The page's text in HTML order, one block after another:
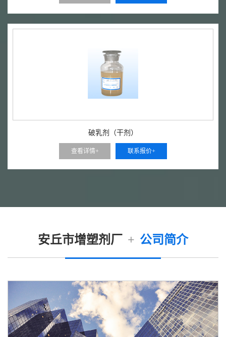
破乳剂（干剂）
查看详情+ 联系报价+
安丘市增塑剂厂 + 公司简介